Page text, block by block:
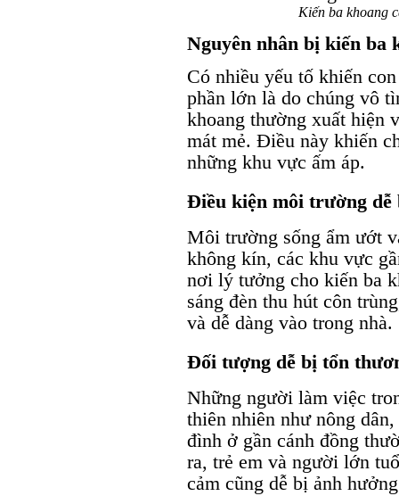
Kiến ba khoang
Nguyên nhân bị kiến ba
Có nhiều yếu tố khiến
phần lớn là do chúng vô
khoang thường xuất hiện
mát mẻ. Điều này khiến
những khu vực ấm áp.
Điều kiện môi trường dễ
Môi trường sống ẩm ướt
không kín, các khu vực
nơi lý tưởng cho kiến ba
sáng đèn thu hút côn
và dễ dàng vào trong nhà.
Đối tượng dễ bị tổn
Những người làm việc
thiên nhiên như nông
đình ở gần cánh đồng
ra, trẻ em và người lớn
cảm cũng dễ bị ảnh